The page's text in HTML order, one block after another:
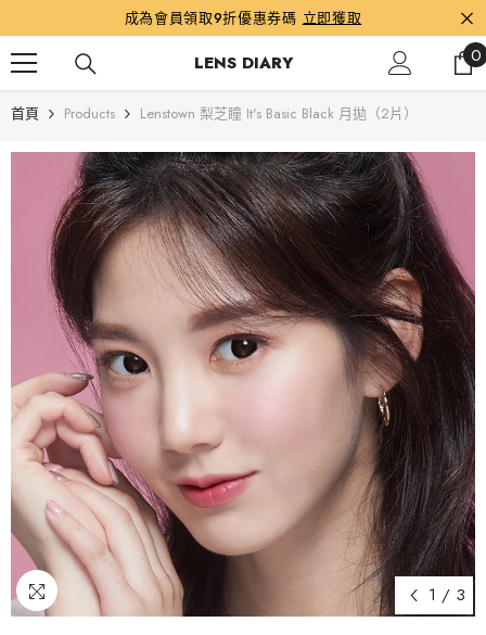
成為會員領取9折優惠券碼 立即獲取
LENS DIARY 00
首頁 Products Lenstown 梨芝瞳 It's Basic Black 月拋（2片）
1 / 3